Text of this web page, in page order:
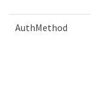
AuthMethod